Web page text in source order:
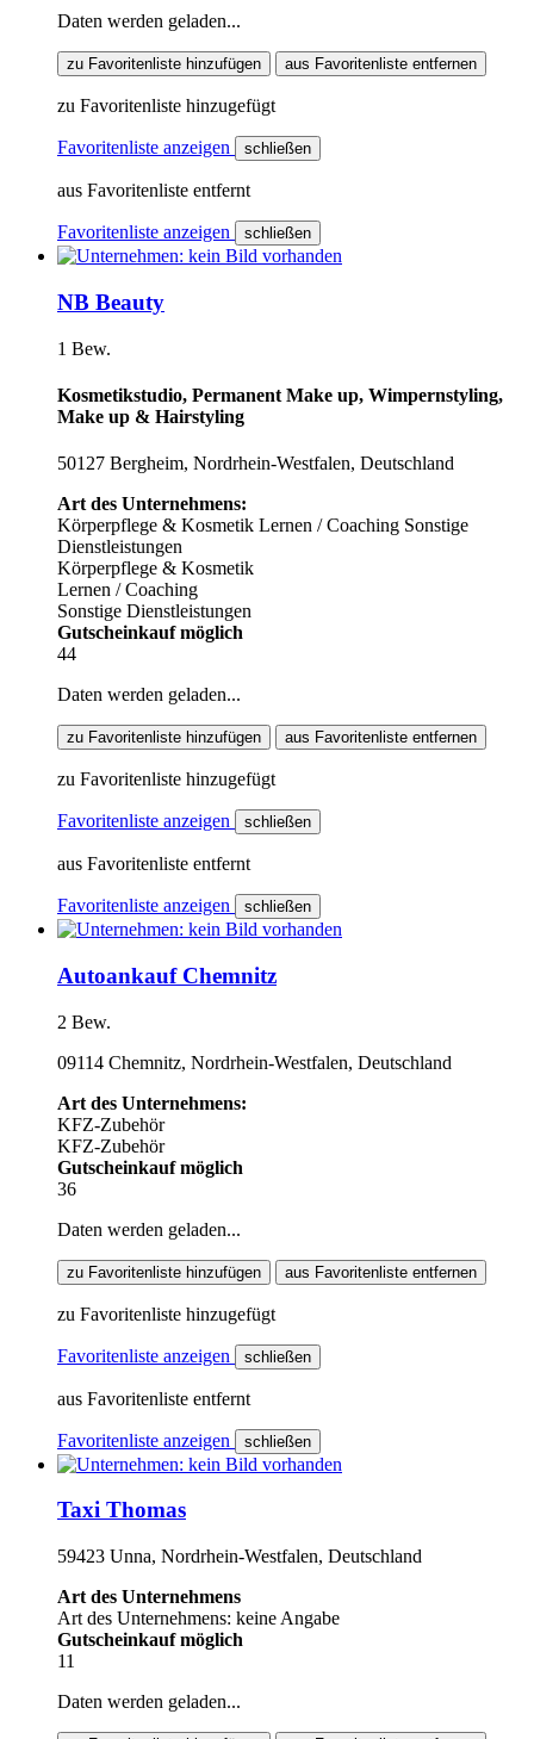
Daten werden geladen...
zu Favoritenliste hinzufügen aus Favoritenliste entfernen
zu Favoritenliste hinzugefügt
Favoritenliste anzeigen schließen
aus Favoritenliste entfernt
Favoritenliste anzeigen schließen
NB Beauty
1 Bew.
Kosmetikstudio, Permanent Make up, Wimpernstyling,
Make up & Hairstyling
50127 Bergheim, Nordrhein-Westfalen, Deutschland
Art des Unternehmens:
Körperpflege & Kosmetik Lernen / Coaching Sonstige
Dienstleistungen
Körperpflege & Kosmetik
Lernen / Coaching
Sonstige Dienstleistungen
Gutscheinkauf möglich
44
Daten werden geladen...
zu Favoritenliste hinzufügen aus Favoritenliste entfernen
zu Favoritenliste hinzugefügt
Favoritenliste anzeigen schließen
aus Favoritenliste entfernt
Favoritenliste anzeigen schließen
Autoankauf Chemnitz
2 Bew.
09114 Chemnitz, Nordrhein-Westfalen, Deutschland
Art des Unternehmens:
KFZ-Zubehör
KFZ-Zubehör
Gutscheinkauf möglich
36
Daten werden geladen...
zu Favoritenliste hinzufügen aus Favoritenliste entfernen
zu Favoritenliste hinzugefügt
Favoritenliste anzeigen schließen
aus Favoritenliste entfernt
Favoritenliste anzeigen schließen
Taxi Thomas
59423 Unna, Nordrhein-Westfalen, Deutschland
Art des Unternehmens
Art des Unternehmens: keine Angabe
Gutscheinkauf möglich
11
Daten werden geladen...